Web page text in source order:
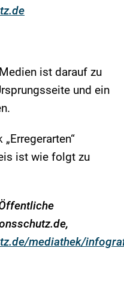
ist darauf zu
und ein
ist wie folgt zu
mediathek/